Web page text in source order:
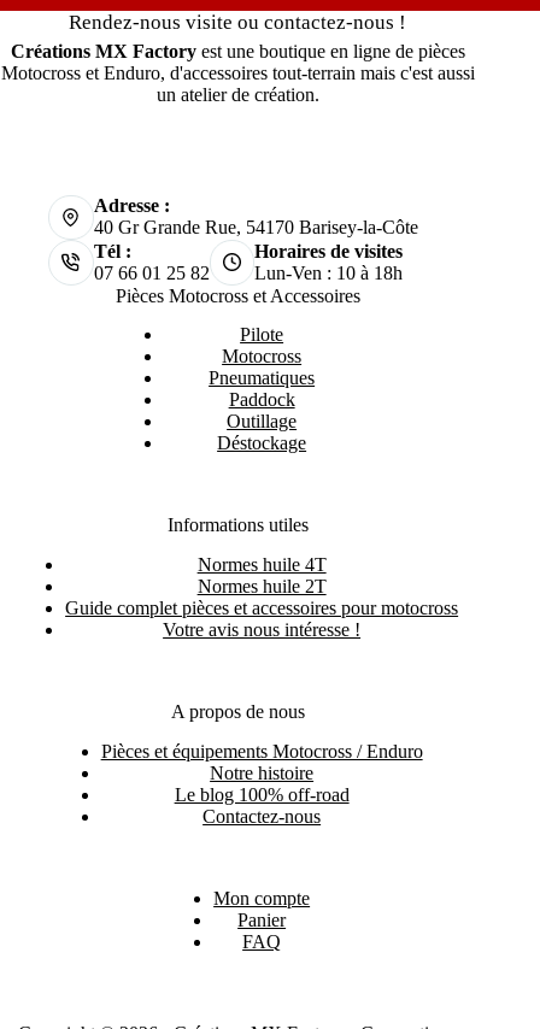
Rendez-nous visite ou contactez-nous !
Créations MX Factoryest une boutique en ligne de pièces
Motocross et Enduro, d'accessoires tout-terrain mais c'est aussi
un atelier de création.
Adresse :
40 Gr Grande Rue, 54170 Barisey-la-Côte
Tél :
07 66 01 25 82
Horaires de visites
Lun-Ven : 10 à 18h
Pièces Motocross et Accessoires
Pilote
Motocross
Pneumatiques
Paddock
Outillage
Déstockage
Informations utiles
Normes huile 4T
Normes huile 2T
Guide complet pièces et accessoires pour motocross
Votre avis nous intéresse !
A propos de nous
Pièces et équipements Motocross / Enduro
Notre histoire
Le blog 100% off-road
Contactez-nous
Mon compte
Panier
FAQ